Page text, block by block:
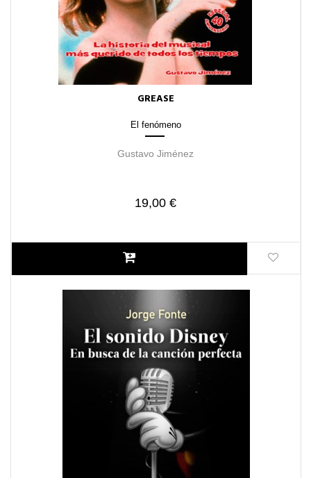
GREASE
El fenómeno
Gustavo Jiménez
19,00 €